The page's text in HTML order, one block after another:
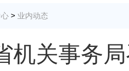
> 业内动态
机关事务